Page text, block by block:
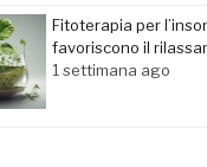
Fitoterapia per
favoriscono il
1 settimana ago